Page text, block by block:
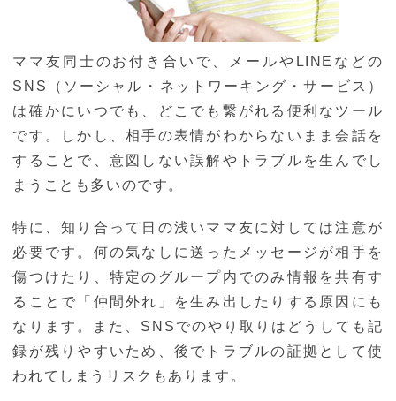
ママ友同士のお付き合いで、メールやLINEなどの
SNS（ソーシャル・ネットワーキング・サービス）
は確かにいつでも、どこでも繋がれる便利なツール
です。しかし、相手の表情がわからないまま会話を
することで、意図しない誤解やトラブルを生んでし
まうことも多いのです。
特に、知り合って日の浅いママ友に対しては注意が
必要です。何の気なしに送ったメッセージが相手を
傷つけたり、特定のグループ内でのみ情報を共有す
ることで「仲間外れ」を生み出したりする原因にも
なります。また、SNSでのやり取りはどうしても記
録が残りやすいため、後でトラブルの証拠として使
われてしまうリスクもあります。